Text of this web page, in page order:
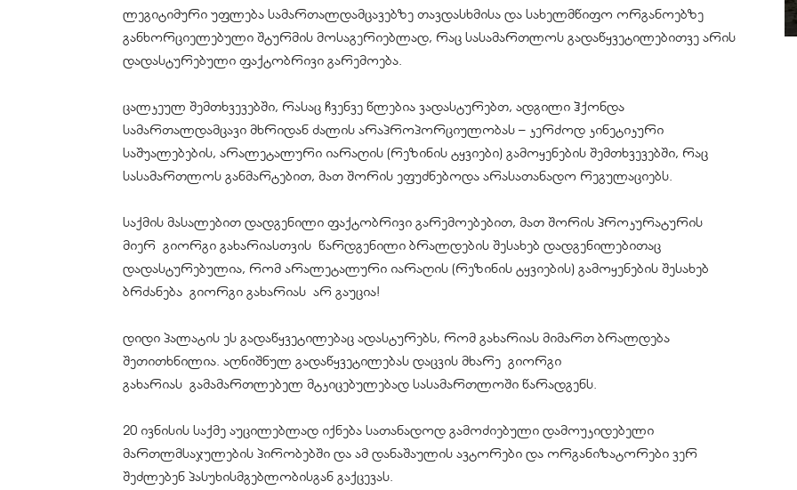
ლეგიტიმური უფლება სამართალდამცავებზე თავდასხმისა და სახელმწიფო ორგანოებზე
განხორციელებული შტურმის მოსაგერიებლად, რაც სასამართლოს გადაწყვეტილებითვე არის
დადასტურებული ფაქტობრივი გარემოება.
ცალკეულ შემთხვევებში, რასაც ჩვენვე წლებია ვადასტურებთ, ადგილი ჰქონდა
სამართალდამცავი მხრიდან ძალის არაპროპორციულობას – კერძოდ კინეტიკური
საშუალებების, არალეტალური იარაღის (რეზინის ტყვიები) გამოყენების შემთხვევებში, რაც
სასამართლოს განმარტებით, მათ შორის ეფუძნებოდა არასათანადო რეგულაციებს.
საქმის მასალებით დადგენილი ფაქტობრივი გარემოებებით, მათ შორის პროკურატურის
მიერ გიორგი გახარიასთვის წარდგენილი ბრალდების შესახებ დადგენილებითაც
დადასტურებულია, რომ არალეტალური იარაღის (რეზინის ტყვიების) გამოყენების შესახებ
ბრძანება გიორგი გახარიას არ გაუცია!
დიდი პალატის ეს გადაწყვეტილებაც ადასტურებს, რომ გახარიას მიმართ ბრალდება
შეთითხნილია. აღნიშნულ გადაწყვეტილებას დაცვის მხარე გიორგი
გახარიას გამამართლებელ მტკიცებულებად სასამართლოში წარადგენს.
20 ივნისის საქმე აუცილებლად იქნება სათანადოდ გამოძიებული დამოუკიდებელი
მართლმსაჯულების პირობებში და ამ დანაშაულის ავტორები და ორგანიზატორები ვერ
შეძლებენ პასუხისმგებლობისგან გაქცევას.